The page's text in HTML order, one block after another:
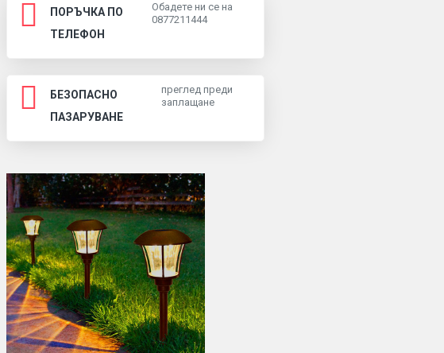
ПОРЪЧКА ПО
ТЕЛЕФОН
Обадете ни се на
0877211444
БЕЗОПАСНО
ПАЗАРУВАНЕ
преглед преди
заплащане